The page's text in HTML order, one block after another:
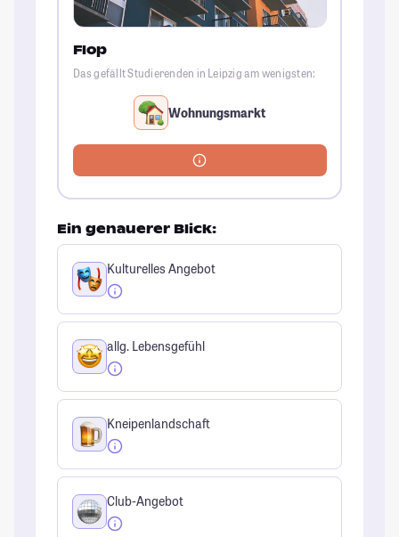
Flop
Das gefällt Studierenden in Leipzig am wenigsten:
Wohnungsmarkt
Ein genauerer Blick:
Kulturelles Angebot
allg. Lebensgefühl
Kneipenlandschaft
Club-Angebot